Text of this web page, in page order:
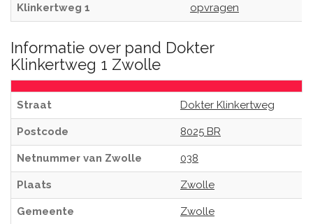
Klinkertweg 1
opvragen
Informatie over pand Dokter
Klinkertweg 1 Zwolle
Straat Dokter Klinkertweg
Postcode 8025 BR
Netnummer van Zwolle 038
Plaats Zwolle
Gemeente Zwolle